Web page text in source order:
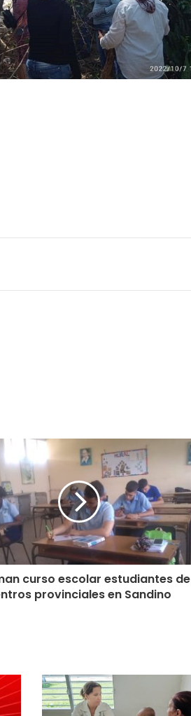
curso escolar estudiantes de
provinciales en Sandino